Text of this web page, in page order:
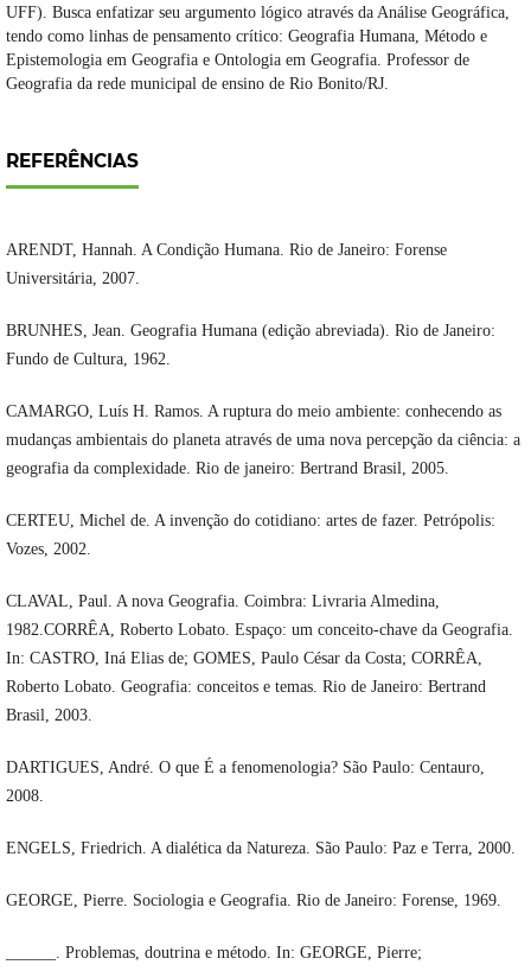
UFF). Busca enfatizar seu argumento lógico através da Análise Geográfica,
tendo como linhas de pensamento crítico: Geografia Humana, Método e
Epistemologia em Geografia e Ontologia em Geografia. Professor de
Geografia da rede municipal de ensino de Rio Bonito/RJ.
REFERÊNCIAS
ARENDT, Hannah. A Condição Humana. Rio de Janeiro: Forense
Universitária, 2007.
BRUNHES, Jean. Geografia Humana (edição abreviada). Rio de Janeiro:
Fundo de Cultura, 1962.
CAMARGO, Luís H. Ramos. A ruptura do meio ambiente: conhecendo as
mudanças ambientais do planeta através de uma nova percepção da ciência: a
geografia da complexidade. Rio de janeiro: Bertrand Brasil, 2005.
CERTEU, Michel de. A invenção do cotidiano: artes de fazer. Petrópolis:
Vozes, 2002.
CLAVAL, Paul. A nova Geografia. Coimbra: Livraria Almedina,
1982.CORRÊA, Roberto Lobato. Espaço: um conceito-chave da Geografia.
In: CASTRO, Iná Elias de; GOMES, Paulo César da Costa; CORRÊA,
Roberto Lobato. Geografia: conceitos e temas. Rio de Janeiro: Bertrand
Brasil, 2003.
DARTIGUES, André. O que É a fenomenologia? São Paulo: Centauro,
2008.
ENGELS, Friedrich. A dialética da Natureza. São Paulo: Paz e Terra, 2000.
GEORGE, Pierre. Sociologia e Geografia. Rio de Janeiro: Forense, 1969.
______. Problemas, doutrina e método. In: GEORGE, Pierre;